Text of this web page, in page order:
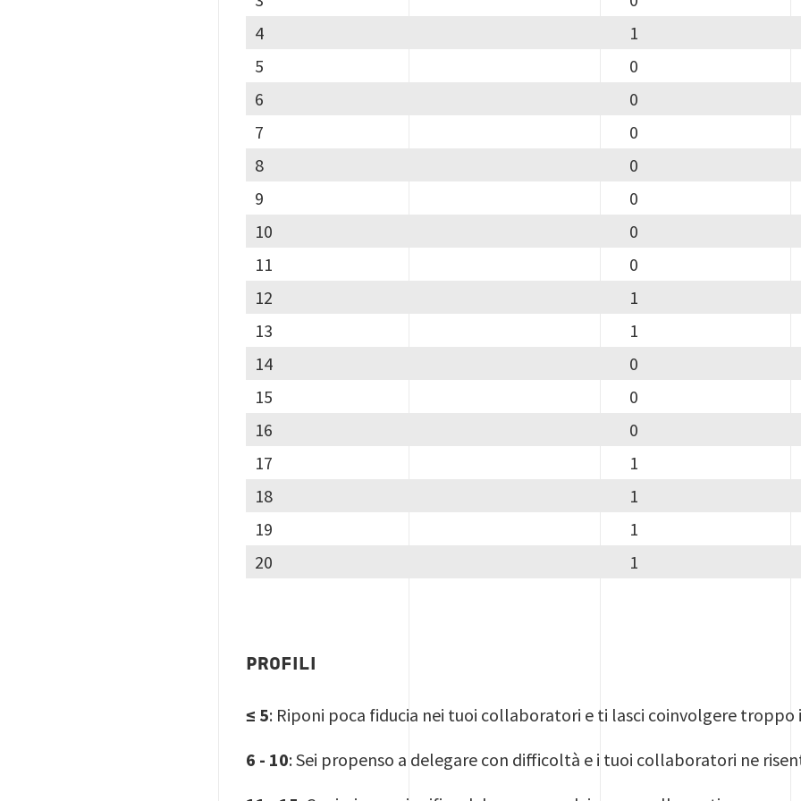
4
1
5
0
6
0
7
0
8
0
9
0
10
0
11
0
12
1
13
1
14
0
15
0
16
0
17
1
18
1
19
1
20
1
PROFILI
≤ 5: Riponi poca fiducia nei tuoi collaboratori e ti lasci coinvolgere troppo
6 - 10: Sei propenso a delegare con difficoltà e i tuoi collaboratori ne